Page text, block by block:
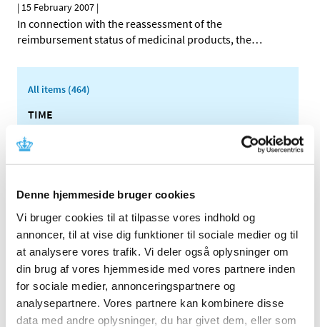
Denne hjemmeside bruger cookies
Vi bruger cookies til at tilpasse vores indhold og
annoncer, til at vise dig funktioner til sociale medier og til
at analysere vores trafik. Vi deler også oplysninger om
din brug af vores hjemmeside med vores partnere inden
for sociale medier, annonceringspartnere og
analysepartnere. Vores partnere kan kombinere disse
data med andre oplysninger, du har givet dem, eller som
| 15 February 2007 |
In connection with the reassessment of the
reimbursement status of medicinal products, the…
All items (464)
TIME
2025 (23)
2023 (24)
2022 (20)
2021 (44)
2020 (62)
2019 (20)
2017 (48)